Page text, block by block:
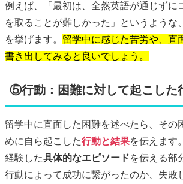
例えば、「最初は、全然英語が通じずに
を取ることが難しかった」というような、
を挙げます。 留学中に感じた苦労や、直
書き出してみると良いでしょう。
⑤行動：困難に対して起こした
留学中に直面した困難を述べたら、その
めに自ら起こした行動と結果を伝えます
経験した具体的なエピソードを伝える部
行動によって成功に繋がったのか、失敗